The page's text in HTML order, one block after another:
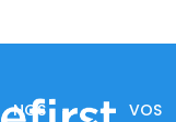
NOS
VOS